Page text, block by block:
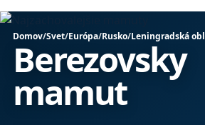
Domov/Svet/Európa/Rusko/Leningradská
Berezovsky
mamut